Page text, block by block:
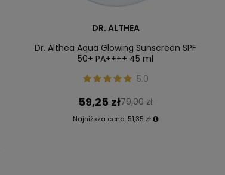
DR. ALTHEA
Dr. Althea Aqua Glowing Sunscreen SPF
50+ PA++++ 45 ml
5.0
59,25 zł79,00 zł
Najniższa cena: 51,35 zł